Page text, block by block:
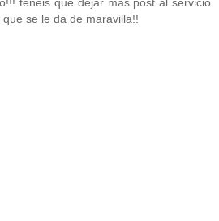
tenéis que dejar más post al servicio
se le da de maravilla!!